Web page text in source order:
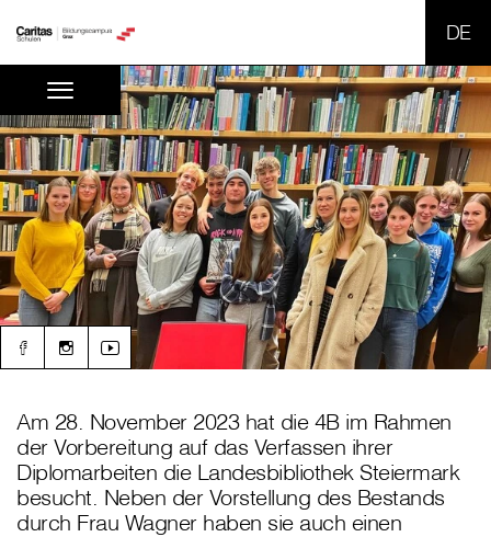
Am 28. November 2023 hat die 4B im Rahmen
der Vorbereitung auf das Verfassen ihrer
Diplomarbeiten die Landesbibliothek Steiermark
besucht. Neben der Vorstellung des Bestands
durch Frau Wagner haben sie auch einen